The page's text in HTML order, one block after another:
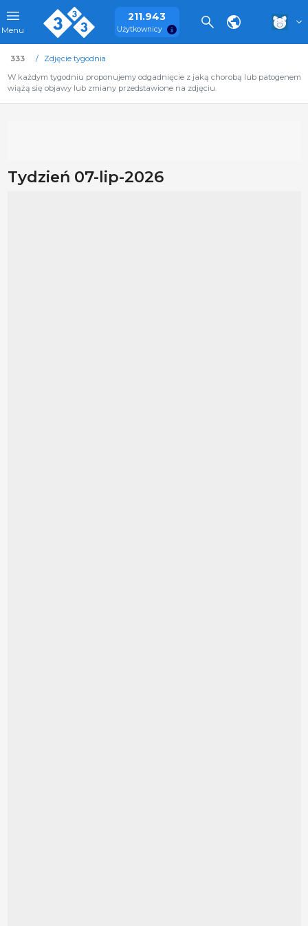
Menu
211.943
Użytkownicy
333
Zdjęcie tygodnia
W każdym tygodniu proponujemy odgadnięcie z jaką chorobą lub patogenem
wiążą się objawy lub zmiany przedstawione na zdjęciu.
Tydzień 07-lip-2026